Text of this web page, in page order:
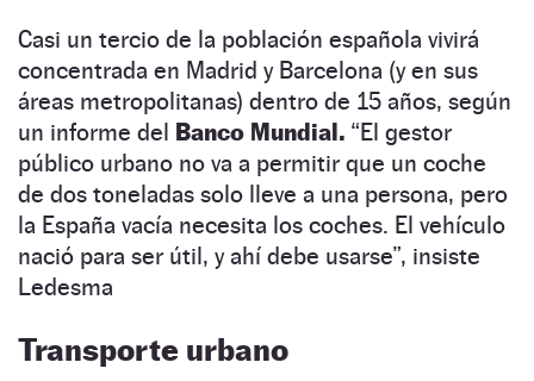
Casi un tercio de la población española vivirá
concentrada en Madrid y Barcelona (y en sus
áreas metropolitanas) dentro de 15 años, según
un informe del Banco Mundial. “El gestor
público urbano no va a permitir que un coche
de dos toneladas solo lleve a una persona, pero
la España vacía necesita los coches. El vehículo
nació para ser útil, y ahí debe usarse”, insiste
Ledesma
Transporte urbano